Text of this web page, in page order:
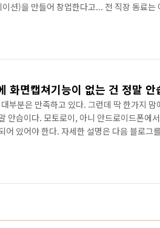
션)을 만들어 창업한다고... 전 직장 동료는
공부하면서 앱을 만들고 있다고 한다. 그렇
그러려니 했는데 주변에서 이렇게 앱을 만
화면캡쳐기능이 없는 건 정말 안
부분은 만족하고 있다. 그런데 딱 한가지
안습이다. 모토로이, 아니 안드로이드폰에
어 있어야 한다. 자세한 설명은 다음 블로그
안드로이드폰은 그게 안된다니... 사실 모
하는 것이 나을 거 같다. 화면을 캡쳐하는